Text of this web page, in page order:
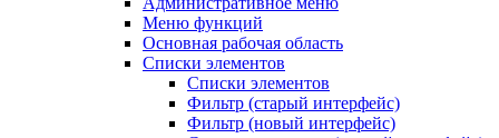
Меню функций
Основная рабочая область
Списки элементов
Списки элементов
Фильтр (старый интерфейс)
Фильтр (новый интерфейс)